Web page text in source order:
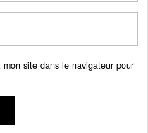
site dans le navigateur pour